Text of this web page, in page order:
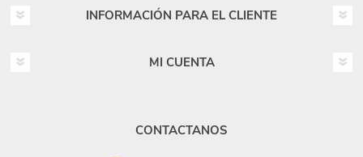
INFORMACIÓN PARA EL CLIENTE
MI CUENTA
CONTACTANOS